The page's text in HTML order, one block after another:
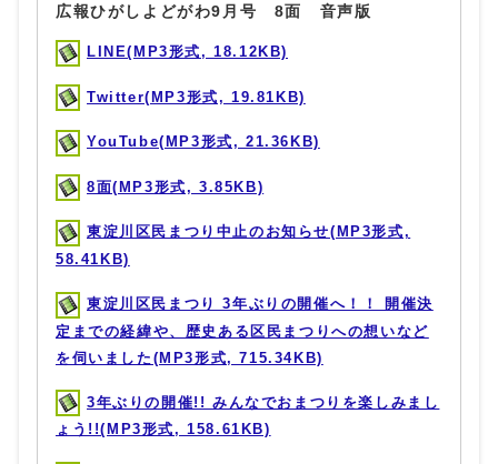
広報ひがしよどがわ9月号 8面 音声版
LINE(MP3形式, 18.12KB)
Twitter(MP3形式, 19.81KB)
YouTube(MP3形式, 21.36KB)
8面(MP3形式, 3.85KB)
東淀川区民まつり中止のお知らせ(MP3形式,
58.41KB)
東淀川区民まつり 3年ぶりの開催へ！！ 開催決
定までの経緯や、歴史ある区民まつりへの想いなど
を伺いました(MP3形式, 715.34KB)
3年ぶりの開催!! みんなでおまつりを楽しみまし
ょう!!(MP3形式, 158.61KB)